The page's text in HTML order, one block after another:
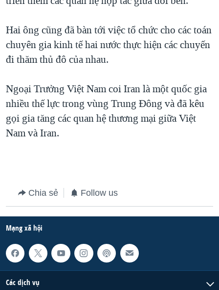
BÊN KIA QUỐC LỘ: TIẾNG VỌNG TỪ NÔNG THÔN MỸ
QUAN HỆ VIỆT MỸ
Hai ông cũng đã bàn tới việc tổ chức cho các toán
chuyên gia kinh tế hai nước thực hiện các chuyến
đi thăm thủ đô của nhau.
Ngoại Trưởng Việt Nam coi Iran là một quốc gia
nhiều thế lực trong vùng Trung Đông và đã kêu
gọi gia tăng các quan hệ thương mại giữa Việt
Nam và Iran.
Chia sẻ Follow us
Mạng xã hội
Các dịch vụ